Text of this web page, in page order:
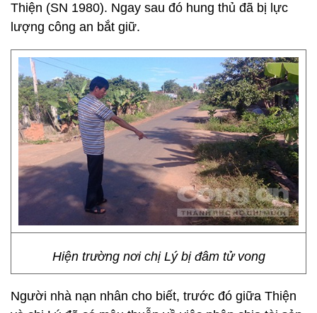
Thiện (SN 1980). Ngay sau đó hung thủ đã bị lực
lượng công an bắt giữ.
Hiện trường nơi chị Lý bị đâm tử vong
Người nhà nạn nhân cho biết, trước đó giữa Thiện